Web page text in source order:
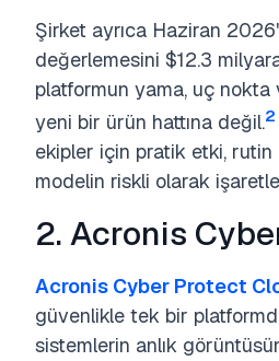
Şirket ayrıca Haziran
değerlemesini $12.3
platformun yama, uç
yeni bir ürün hattına değil.2
ekipler için pratik etki, rutin
modelin riskli olarak
2. Acronis
Acronis Cyber Protect
güvenlikle tek bir
sistemlerin anlık